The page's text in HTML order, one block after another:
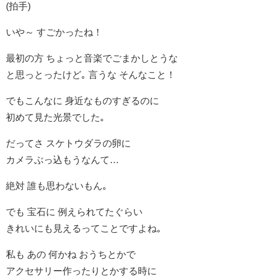
(拍手)
いや～ すごかったね！
最初の方 ちょっと音楽でごまかしとうな
と思っとったけど｡ 言うな そんなこと！
でもこんなに 身近なものすぎるのに
初めて見た光景でした｡
だってさ スケトウダラの卵に
カメラぶっ込もうなんて…
絶対 誰も思わないもん｡
でも 宝石に 例えられてたぐらい
きれいにも見えるってことですよね｡
私も あの 何かね おうちとかで
アクセサリー作ったりとかする時に